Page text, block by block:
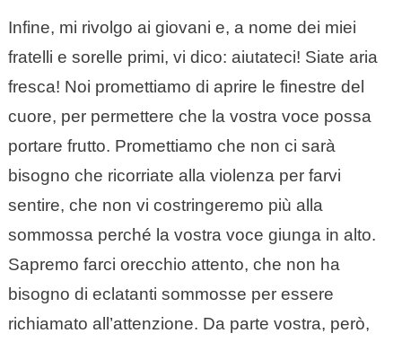
Infine, mi rivolgo ai giovani e, a nome dei miei
fratelli e sorelle primi, vi dico: aiutateci! Siate aria
fresca! Noi promettiamo di aprire le finestre del
cuore, per permettere che la vostra voce possa
portare frutto. Promettiamo che non ci sarà
bisogno che ricorriate alla violenza per farvi
sentire, che non vi costringeremo più alla
sommossa perché la vostra voce giunga in alto.
Sapremo farci orecchio attento, che non ha
bisogno di eclatanti sommosse per essere
richiamato all’attenzione. Da parte vostra, però,